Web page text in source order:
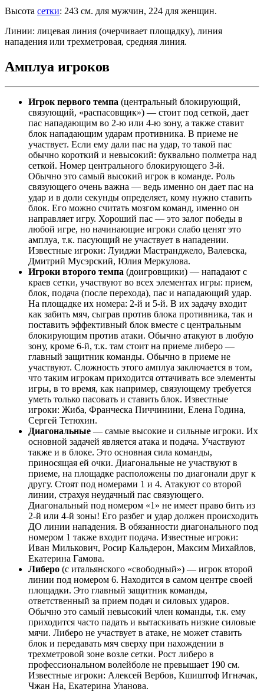
Высота сетки: 243 см. для мужчин, 224 для женщин.
Линии: лицевая линия (очерчивает площадку), линия
нападения или трехметровая, средняя линия.
Амплуа игроков
Игрок первого темпа (центральный блокирующий,
связующий, «распасовщик») — стоит под сеткой, дает
пас нападающим во 2-ю или 4-ю зону, а также ставит
блок нападающим ударам противника. В приеме не
участвует. Если ему дали пас на удар, то такой пас
обычно короткий и невысокий: буквально полметра над
сеткой. Номер центрального блокирующего 3-й.
Обычно это самый высокий игрок в команде. Роль
связующего очень важна — ведь именно он дает пас на
удар и в доли секунды определяет, кому нужно ставить
блок. Его можно считать мозгом команд, именно он
направляет игру. Хороший пас — это залог победы в
любой игре, но начинающие игроки слабо ценят это
амплуа, т.к. пасующий не участвует в нападении.
Известные игроки: Луиджи Мастранджело, Валевска,
Дмитрий Мусэрский, Юлия Меркулова.
Игроки второго темпа (доигровщики) — нападают с
краев сетки, участвуют во всех элементах игры: прием,
блок, подача (после перехода), пас и нападающий удар.
На площадке их номера: 2-й и 5-й. В их задачу входит
как забить мяч, сыграв против блока противника, так и
поставить эффективный блок вместе с центральным
блокирующим против атаки. Обычно атакуют в любую
зону, кроме 6-й, т.к. там стоит на приеме либеро —
главный защитник команды. Обычно в приеме не
участвуют. Сложность этого амплуа заключается в том,
что таким игрокам приходится оттачивать все элементы
игры, в то время, как например, связующему требуется
уметь только пасовать и ставить блок. Известные
игроки: Жиба, Франческа Пиччинини, Елена Година,
Сергей Тетюхин.
Диагональные — самые высокие и сильные игроки. Их
основной задачей является атака и подача. Участвуют
также и в блоке. Это основная сила команды,
приносящая ей очки. Диагональные не участвуют в
приеме, на площадке расположены по диагонали друг к
другу. Стоят под номерами 1 и 4. Атакуют со второй
линии, страхуя неудачный пас связующего.
Диагональный под номером «1» не имеет право бить из
2-й или 4-й зоны! Его разбег и удар должен происходить
ДО линии нападения. В обязанности диагонального под
номером 1 также входит подача. Известные игроки:
Иван Милькович, Росир Кальдерон, Максим Михайлов,
Екатерина Гамова.
Либеро (с итальянского «свободный») — игрок второй
линии под номером 6. Находится в самом центре своей
площадки. Это главный защитник команды,
ответственный за прием подач и силовых ударов.
Обычно это самый невысокий член команды, т.к. ему
приходится часто падать и вытаскивать низкие силовые
мячи. Либеро не участвует в атаке, не может ставить
блок и передавать мяч сверху при нахождении в
трехметровой зоне возле сетки. Рост либеро в
профессиональном волейболе не превышает 190 см.
Известные игроки: Алексей Вербов, Кшиштоф Игначак,
Чжан На, Екатерина Уланова.